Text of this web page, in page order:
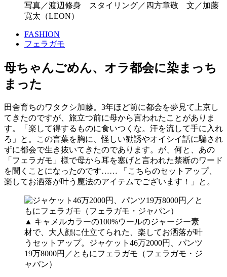
写真／渡辺修身 スタイリング／四方章敬 文／加藤
寛太（LEON）
FASHION
フェラガモ
母ちゃんごめん、オラ都会に染まっち
まった
田舎育ちのワタクシ加藤。3年ほど前に都会を夢見て上京し
てきたのですが、旅立つ前に母から言われたことがありま
す。「楽して得するものに食いつくな。汗を流して手に入れ
ろ」と。この言葉を胸に、怪しい勧誘やオイシイ話に騙され
ずに都会で生き抜いてきたのであります。が、何と、あの
「フェラガモ」様で母から耳を塞げと言われた禁断のワード
を聞くことになったのです…… 「こちらのセットアップ、
楽してお洒落が叶う魔法のアイテムでございます！」と。
▲ キャメルカラーの100%ウールのジャージー素
材で、大人顔に仕立てられた、楽してお洒落が叶
うセットアップ。ジャケット46万2000円、パンツ
19万8000円／ともにフェラガモ（フェラガモ・ジ
ャパン）